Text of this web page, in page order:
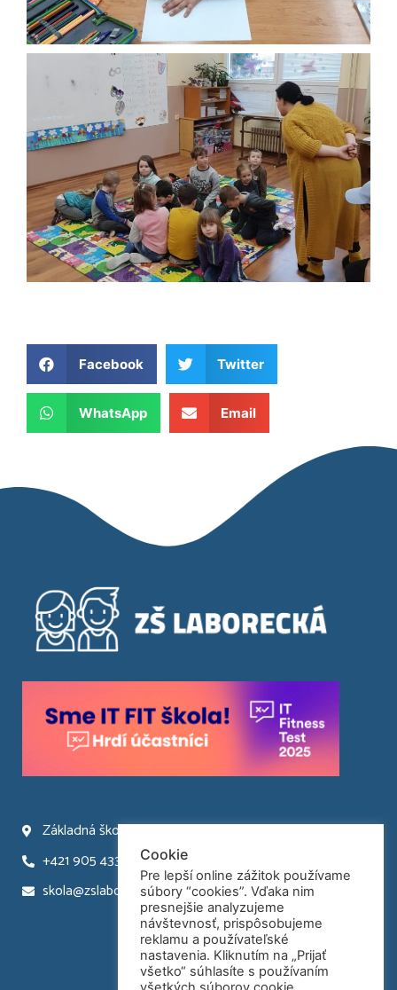
Facebook Twitter
WhatsApp Email
Základná škola Laborecká 66 Humenné
+421 905 433 945
skola@zslaborecka.sk
Cookie
Pre lepší online zážitok používame
súbory “cookies”. Vďaka nim
presnejšie analyzujeme
návštevnosť, prispôsobujeme
reklamu a používateľské
nastavenia. Kliknutím na „Prijať
všetko“ súhlasíte s používaním